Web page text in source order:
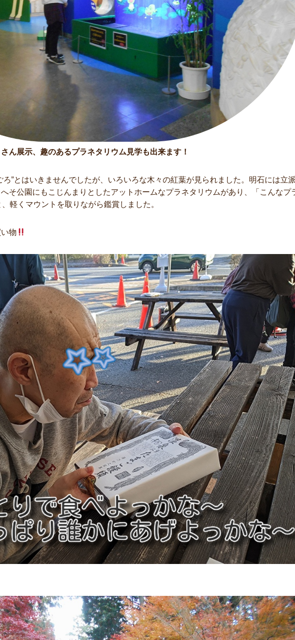
ん展示、趣のあるプラネタリウム見学も出来ます！
ろ”とはいきませんでしたが、いろいろな木々の紅葉が見られました。明石には立
そ公園にもこじんまりとしたアットホームなプラネタリウムがあり、「こんなプ
軽くマウントを取りながら鑑賞しました。
物